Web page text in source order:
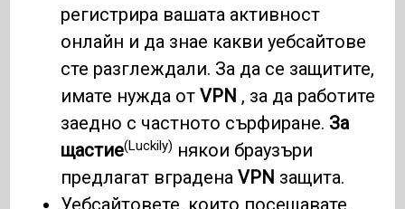
регистрира вашата активност
онлайн и да знае какви уебсайтове
сте разглеждали. За да се защитите,
имате нужда отVPN , за да работите
заедно с частното сърфиране. За
щастие(Luckily) някои браузъри
предлагат вграденаVPN защита.